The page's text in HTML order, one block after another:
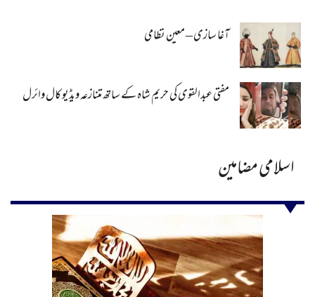
آغا سازی – معین نظامی
مفتی عبدالقوی کی حریم شاہ کے ساتھ متنازعہ ویڈیو کال وائرل
اسلامی مضامین